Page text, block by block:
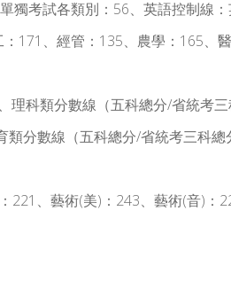
獨考試各類別：56、英語控制線：
171、經管：135、農學：165、醫
科類分數線（五科總分/省統考
分數線（五科總分/省統考三科
、藝術(美)：243、藝術(音)：